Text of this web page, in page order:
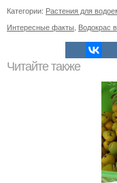
Категории: Растения для
Интересные факты Водокрас
Читайте также